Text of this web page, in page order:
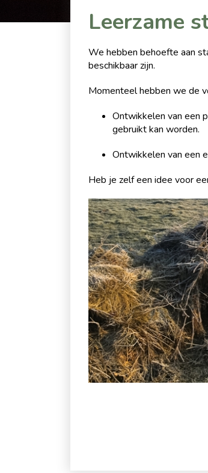
Leerzame
We hebben behoefte aan
beschikbaar zijn.
Momenteel hebben we de
Ontwikkelen van een
gebruikt kan worden.
Ontwikkelen van een
Heb je zelf een idee voor